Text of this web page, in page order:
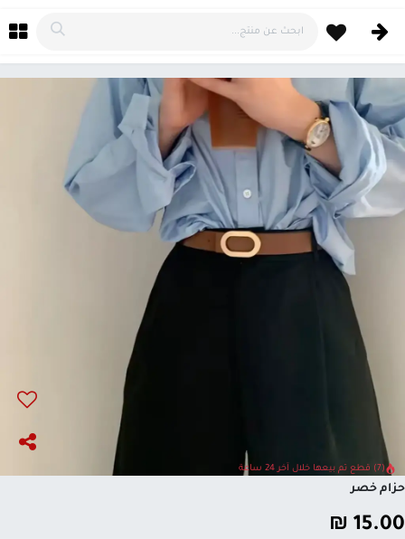
(7) قطع تم بيعها خلال آخر 24 ساعة
حزام خصر
15.00
₪